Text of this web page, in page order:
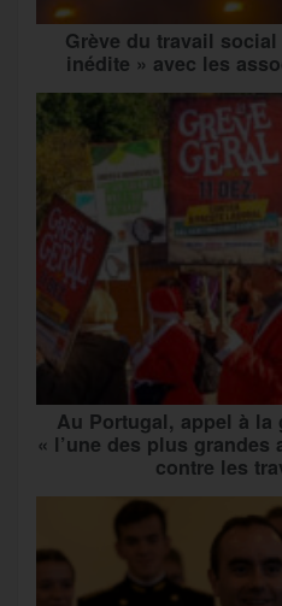
Grève du travail
inédite » avec les
Au Portugal, appel à la
« l’une des plus grandes
contre les